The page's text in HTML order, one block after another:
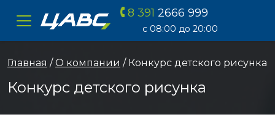
ЦАВС
8 391 2666 999
с 08:00 до 20:00
Главная /О компании / Конкурс детского рисунка
Конкурс детского рисунка